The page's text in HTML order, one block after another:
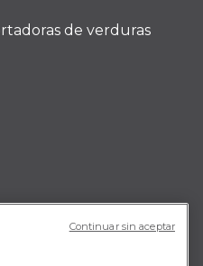
de verduras
Continuar sin aceptar